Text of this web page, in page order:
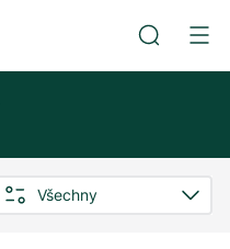
Všechny